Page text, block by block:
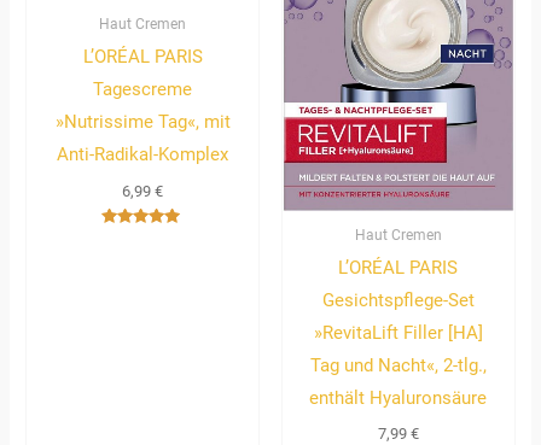
Haut Cremen
L’ORÉAL PARIS
Tagescreme
»Nutrissime Tag«, mit
Anti-Radikal-Komplex
6,99€
Haut Cremen
L’ORÉAL PARIS
Gesichtspflege-Set
»RevitaLift Filler [HA]
Tag und Nacht«, 2-tlg.,
enthält Hyaluronsäure
7,99 €